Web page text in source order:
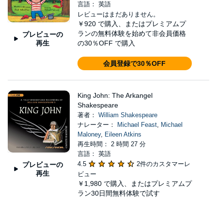
プレビューの
再生
言語： 英語
レビューはまだありません。
￥920 で購入、またはプレミアムプ
ランの無料体験を始めて非会員価格
の30％OFF で購入
会員登録で30％OFF
プレビューの
再生
King John: The Arkangel
Shakespeare
著者： William Shakespeare
ナレーター：
Michael Feast, Michael
Maloney, Eileen Atkins
再生時間： 2 時間 27 分
言語： 英語
4.5
2件のカスタマーレ
ビュー
￥1,980 で購入、またはプレミアムプ
ラン30日間無料体験で試す